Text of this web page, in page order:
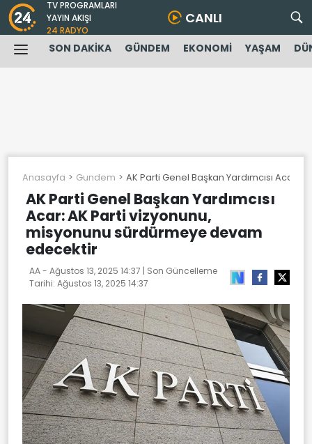
TV PROGRAMLARI
YAYIN AKIŞI
24 RADYO
CANLI
SON DAKİKA GÜNDEM EKONOMİ YAŞAM
Anasayfa Gundem AK Parti Genel Başkan Yardımcısı
AK Parti Genel Başkan Yardımcısı
Acar: AK Parti vizyonunu,
misyonunu sürdürmeye devam
edecektir
AA - Ağustos 13, 2025 14:37 | Son Güncelleme
Tarihi: Ağustos 13, 2025 14:37